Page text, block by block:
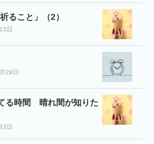
ること」（2）
日
29日
る時間 晴れ間が知りた
3日